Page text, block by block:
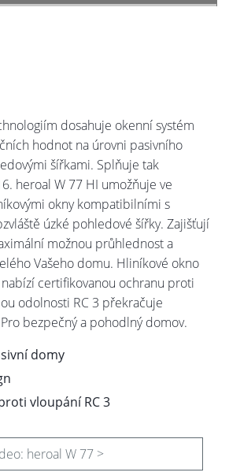
dosahuje okenní systém
hodnot na úrovni pasivního
šířkami. Splňuje tak
heroal W 77 HI umožňuje ve
okny kompatibilními s
úzké pohledové šířky. Zajišťují
možnou průhlednost a
Vašeho domu. Hliníkové okno
certifikovanou ochranu proti
odolnosti RC 3 překračuje
bezpečný a pohodlný domov.
domy
vloupání RC 3
heroal W 77 >